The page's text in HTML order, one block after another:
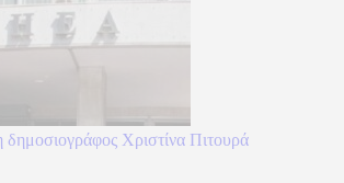
Χριστίνα Πιτουρά